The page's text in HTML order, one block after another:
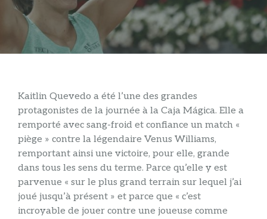
Kaitlin Quevedo a été l’une des grandes
protagonistes de la journée à la Caja Mágica. Elle a
remporté avec sang-froid et confiance un match «
piège » contre la légendaire Venus Williams,
remportant ainsi une victoire, pour elle, grande
dans tous les sens du terme. Parce qu’elle y est
parvenue « sur le plus grand terrain sur lequel j’ai
joué jusqu’à présent » et parce que « c’est
incroyable de jouer contre une joueuse comme